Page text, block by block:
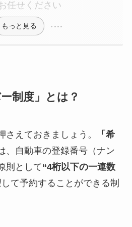
任せください
もっと見る
制度」とは？
さえておきましょう。
「希
、自動車の登録番号（ナン
則として“4桁以下の一連数
て予約することができる制